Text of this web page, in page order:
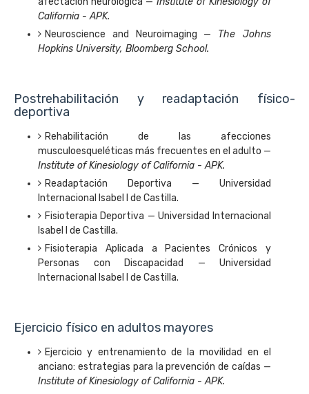
California - APK.
Neuroscience and Neuroimaging — The Johns
Hopkins University, Bloomberg School.
Postrehabilitación y readaptación físico-
deportiva
Rehabilitación de las afecciones
musculoesqueléticas más frecuentes en el adulto —
Institute of Kinesiology of California - APK.
Readaptación Deportiva — Universidad
Internacional Isabel I de Castilla.
Fisioterapia Deportiva — Universidad Internacional
Isabel I de Castilla.
Fisioterapia Aplicada a Pacientes Crónicos y
Personas con Discapacidad — Universidad
Internacional Isabel I de Castilla.
Ejercicio físico en adultos mayores
Ejercicio y entrenamiento de la movilidad en el
anciano: estrategias para la prevención de caídas —
Institute of Kinesiology of California - APK.